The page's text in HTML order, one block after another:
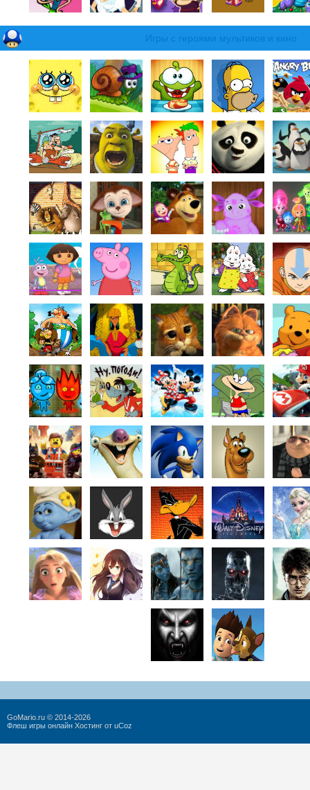
Игры с героями мультиков и кино
GoMario.ru © 2014-2026
Флеш игры онлайн Хостинг от uCoz